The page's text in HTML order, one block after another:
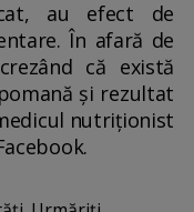
au efect de
În afară de
că există
și rezultat
nutriționist